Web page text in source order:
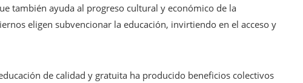
también ayuda al progreso cultural y económico de la
eligen subvencionar la educación, invirtiendo en el acceso y
de calidad y gratuita ha producido beneficios colectivos